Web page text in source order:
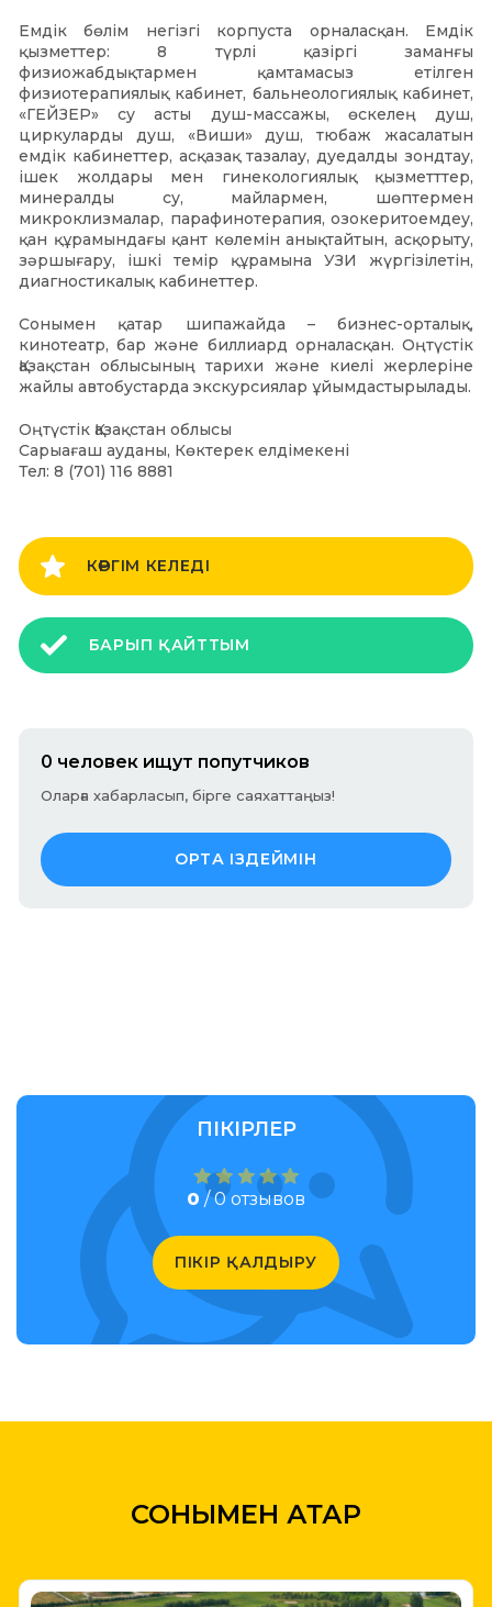
Емдік бөлім негізгі корпуста орналасқан. Емдік
қызметтер: 8 түрлі қазіргі заманғы
физиожабдықтармен қамтамасыз етілген
физиотерапиялық кабинет, бальнеологиялық кабинет,
«ГЕЙЗЕР» су асты душ-массажы, өскелең душ,
циркуларды душ, «Виши» душ, тюбаж жасалатын
емдік кабинеттер, асқазақ тазалау, дуедалды зондтау,
ішек жолдары мен гинекологиялық қызметттер,
минералды су, майлармен, шөптермен
микроклизмалар, парафинотерапия, озокеритоемдеу,
қан құрамындағы қант көлемін анықтайтын, асқорыту,
зәршығару, ішкі темір құрамына УЗИ жүргізілетін,
диагностикалық кабинеттер.
Сонымен қатар шипажайда – бизнес-орталық,
кинотеатр, бар және биллиард орналасқан. Оңтүстік
Қазақстан облысының тарихи және киелі жерлеріне
жайлы автобустарда экскурсиялар ұйымдастырылады.
Оңтүстік Қазақстан облысы
Сарыағаш ауданы, Көктерек елдімекені
Тел: 8 (701) 116 8881
КӨРГІМ КЕЛЕДІ
БАРЫП ҚАЙТТЫМ
0 человек ищут попутчиков
Оларға хабарласып, бірге саяхаттаңыз!
ОРТА ІЗДЕЙМІН
ПІКІРЛЕР
0 / 0 отзывов
ПІКІР ҚАЛДЫРУ
СОНЫМЕН ҚАТАР